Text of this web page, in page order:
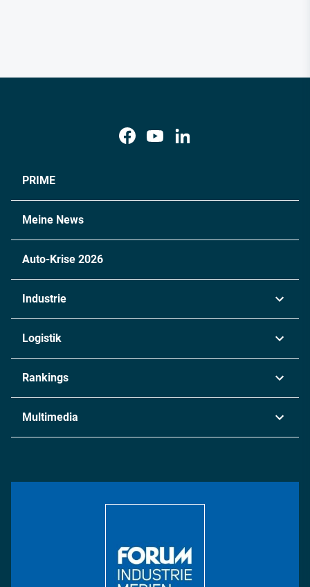
PRIME
Meine News
Auto-Krise 2026
Industrie
Chemie
Metall
Energie
Logistik
Rankings
Multimedia